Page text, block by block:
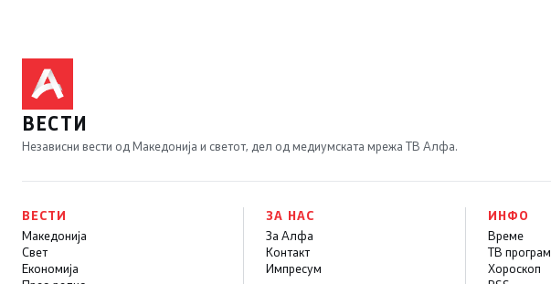
ВЕСТИ
Независни вести од Македонија и светот, дел од медиумската мрежа ТВ Алфа.
ВЕСТИ
Македонија
Свет
Економија
ЗА НАС
За Алфа
Контакт
Импресум
ИНФО
Време
ТВ
Хороскоп